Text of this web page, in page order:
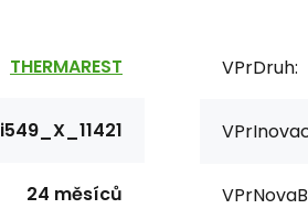
THERMAREST
i549_X_11421
24 měsíců
VPrDruh: